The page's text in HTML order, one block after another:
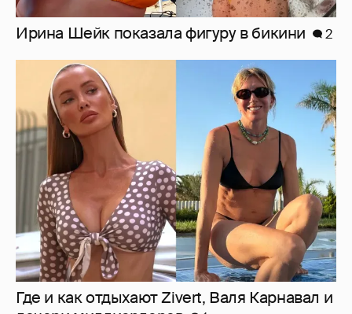
Где и как отдыхают Zivert, Валя Карнавал и
дочери миллиардеров